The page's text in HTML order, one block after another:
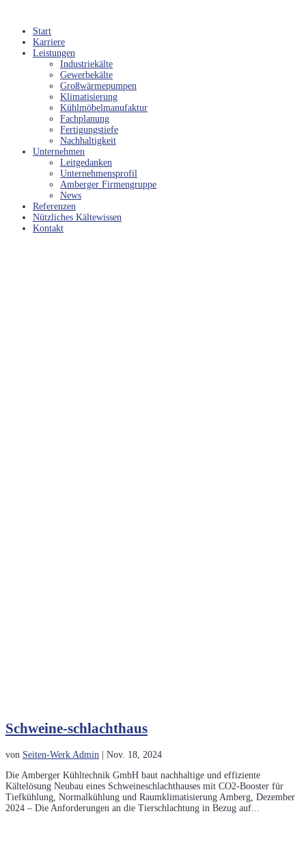
Start
Karriere
Leistungen
Industriekälte
Gewerbekälte
Großwärmepumpen
Klimatisierung
Kühlmöbelmanufaktur
Fachplanung
Fertigungstiefe
Nachhaltigkeit
Unternehmen
Leitgedanken
Unternehmensprofil
Amberger Firmengruppe
News
Referenzen
Nützliches Kältewissen
Kontakt
Schweine-schlachthaus
von Seiten-Werk Admin
Nov. 18, 2024
Die Amberger Kühltechnik GmbH baut nachhaltige und effiziente
Kältelösung Neubau eines Schweineschlachthauses mit CO2-Booster für
Tiefkühlung, Normalkühlung und Raumklimatisierung Amberg, Dezember
2024 – Die Anforderungen an die Tierschlachtung in Bezug auf...